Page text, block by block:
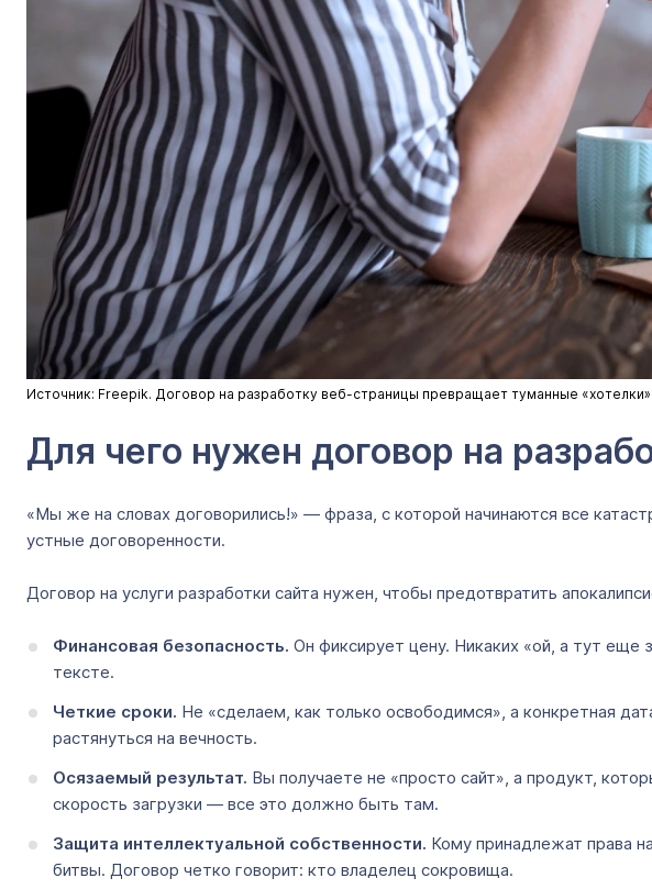
Источник: Freepik. Договор на разработку веб-страницы превращает туманные
Для чего нужен договор на
«Мы же на словах договорились!» — фраза, с которой начинаются все
устные договоренности.
Договор на услуги разработки сайта нужен, чтобы предотвратить
Финансовая безопасность. Он фиксирует цену. Никаких «ой, а тут еще
тексте.
Четкие сроки. Не «сделаем, как только освободимся», а конкретная
растянуться на вечность.
Осязаемый результат. Вы получаете не «просто сайт», а продукт,
скорость загрузки — все это должно быть там.
Защита интеллектуальной собственности. Кому принадлежат права
битвы. Договор четко говорит: кто владелец сокровища.